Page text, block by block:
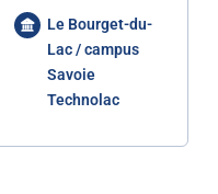
Le Bourget-du-
Lac / campus
Savoie
Technolac